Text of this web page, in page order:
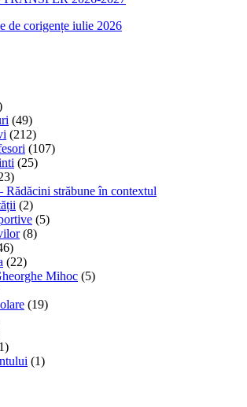
de corigențe iulie 2026
(49)
(212)
(107)
(25)
străbune în contextul
(2)
(5)
(8)
(22)
Mihoc (5)
(19)
(1)